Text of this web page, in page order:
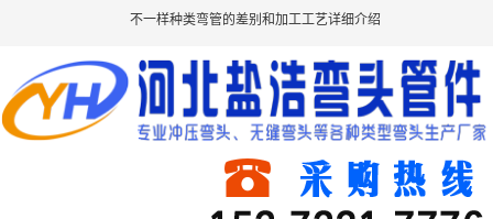
不一样种类弯管的差别和加工工艺详细介绍